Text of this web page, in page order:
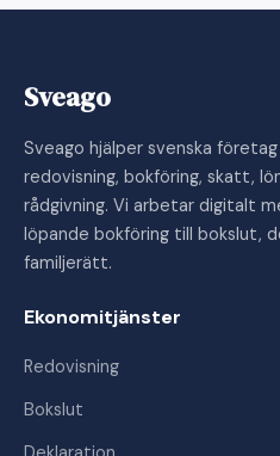
Sveago
Sveago hjälper svenska
redovisning, bokföring, skatt,
rådgivning. Vi arbetar digitalt
löpande bokföring till bokslut,
familjerätt.
Ekonomitjänster
Redovisning
Bokslut